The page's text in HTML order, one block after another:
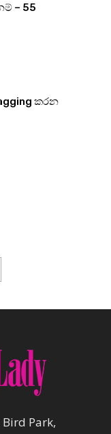
– 55
කරන
Bird Park,